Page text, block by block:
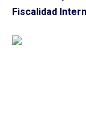
Fiscalidad